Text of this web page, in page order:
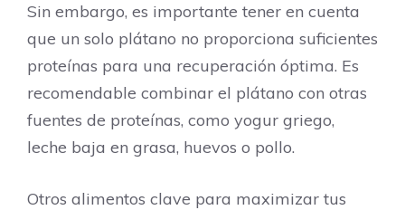
Sin embargo, es importante tener en cuenta
que un solo plátano no proporciona suficientes
proteínas para una recuperación óptima. Es
recomendable combinar el plátano con otras
fuentes de proteínas, como yogur griego,
leche baja en grasa, huevos o pollo.
Otros alimentos clave para maximizar tus